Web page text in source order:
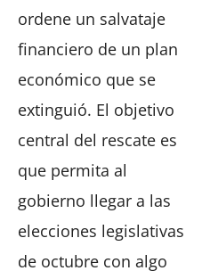
ordene un salvataje
financiero de un plan
económico que se
extinguió. El objetivo
central del rescate es
que permita al
gobierno llegar a las
elecciones legislativas
de octubre con algo